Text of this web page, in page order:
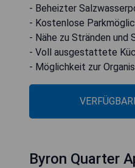
- Beheizter
- Kostenlose
- Nähe zu Stränden und
- Voll ausgestattete
- Möglichkeit zur
Byron Quarter